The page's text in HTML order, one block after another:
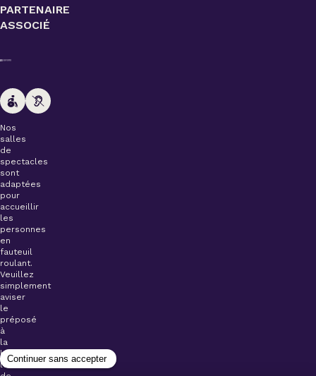
PARTENAIRE
ASSOCIÉ
Nos
salles
de
spectacles
sont
adaptées
pour
accueillir
les
personnes
en
fauteuil
roulant.
Veuillez
simplement
aviser
le
préposé
à
la
billetterie
lors